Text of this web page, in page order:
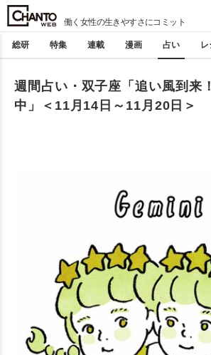
働く女性の生きやすさにコミット
総研 特集 連載 漫画 占い
週間占い・双子座「追い風到来
中」＜11月14日～11月20日＞